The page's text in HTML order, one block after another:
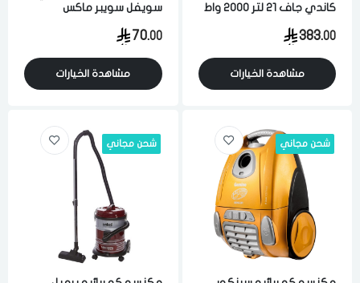
كاندي جاف 21 لتر 2000 واط
383.00
مشاهدة الخيارات
سويفل سويبر ماكس
التقاط الاوساخ و الفضلات
70.00
مشاهدة الخيارات
شحن مجاني شحن مجاني